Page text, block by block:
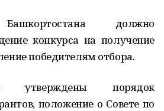
должно
конкурса на получение
победителям отбора.
утверждены порядок
положение о Совете по